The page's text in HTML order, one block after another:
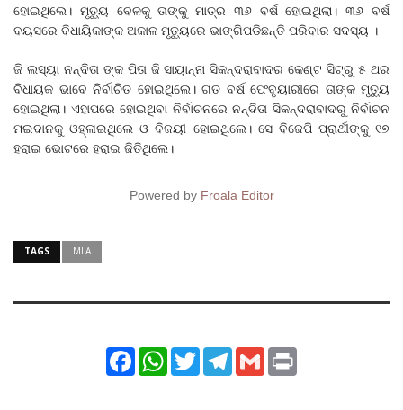
ହୋଇଥିଲେ। ମୃତ୍ୟୁ ବେଳକୁ ତାଙ୍କୁ ମାତ୍ର ୩୬ ବର୍ଷ ହୋଇଥିଲା। ୩୬ ବର୍ଷ
ବୟସରେ ବିଧାୟିକାଙ୍କ ଅକାଳ ମୃତ୍ୟୁରେ ଭାଙ୍ଗିପଡିଛନ୍ତି ପରିବାର ସଦସ୍ୟ ।
ଜି ଲସ୍ୟା ନନ୍ଦିତା ଙ୍କ ପିତା ଜି ସାୟାନ୍ନା ସିକନ୍ଦରାବାଦର କେଣ୍ଟ ସିଟ୍‌ରୁ ୫ ଥର
ବିଧାୟକ ଭାବେ ନିର୍ବାଚିତ ହୋଇଥିଲେ। ଗତ ବର୍ଷ ଫେବୃୟାରୀରେ ତାଙ୍କ ମୃତ୍ୟୁ
ହୋଇଥିଲା। ଏହାପରେ ହୋଇଥିବା ନିର୍ବାଚନରେ ନନ୍ଦିତା ସିକନ୍ଦରାବାଦରୁ ନିର୍ବାଚନ
ମଇଦାନକୁ ଓହ୍ଳାଇଥିଲେ ଓ ବିଜୟୀ ହୋଇଥିଲେ। ସେ ବିଜେପି ପ୍ରାର୍ଥୀଙ୍କୁ ୧୭
ହରାଇ ଭୋଟରେ ହରାଇ ଜିତିଥିଲେ।
Powered by Froala Editor
TAGS MLA
FacebookWhatsApp
TwitterTelegram
Gmail